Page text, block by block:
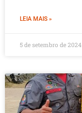
LEIA MAIS »
5 de setembro de 2024